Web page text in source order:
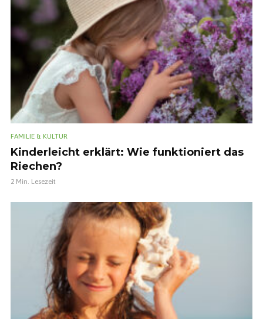
FAMILIE & KULTUR
Kinderleicht erklärt: Wie funktioniert das
Riechen?
2 Min. Lesezeit